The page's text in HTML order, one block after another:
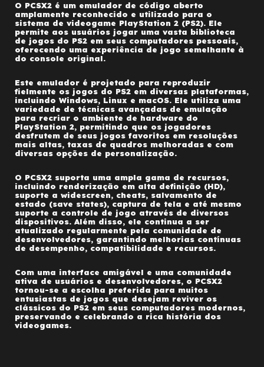
O PCSX2 é um emulador de código aberto
amplamente reconhecido e utilizado para o
sistema de videogame PlayStation 2 (PS2). Ele
permite aos usuários jogar uma vasta biblioteca
de jogos do PS2 em seus computadores pessoais,
oferecendo uma experiência de jogo semelhante à
do console original.
Este emulador é projetado para reproduzir
fielmente os jogos do PS2 em diversas plataformas,
incluindo Windows, Linux e macOS. Ele utiliza uma
variedade de técnicas avançadas de emulação
para recriar o ambiente de hardware do
PlayStation 2, permitindo que os jogadores
desfrutem de seus jogos favoritos em resoluções
mais altas, taxas de quadros melhoradas e com
diversas opções de personalização.
O PCSX2 suporta uma ampla gama de recursos,
incluindo renderização em alta definição (HD),
suporte a widescreen, cheats, salvamento de
estado (save states), captura de tela e até mesmo
suporte a controle de jogo através de diversos
dispositivos. Além disso, ele continua a ser
atualizado regularmente pela comunidade de
desenvolvedores, garantindo melhorias contínuas
de desempenho, compatibilidade e recursos.
Com uma interface amigável e uma comunidade
ativa de usuários e desenvolvedores, o PCSX2
tornou-se a escolha preferida para muitos
entusiastas de jogos que desejam reviver os
clássicos do PS2 em seus computadores modernos,
preservando e celebrando a rica história dos
videogames.